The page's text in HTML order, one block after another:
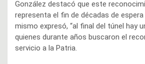
González destacó que este
representa el fin de décadas de espera
mismo expresó, “al final del túnel hay
quienes durante años buscaron el
servicio a la Patria.